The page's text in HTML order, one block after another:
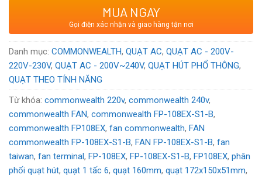
: Quạt AC COMMONWEALTH
: Thương hiệu Đài Loan
Voltage:220/240VAC
MUA NGAY
Gọi điện xác nhận và giao hàng tận nơi
Danh mục: COMMONWEALTH, QUẠT AC, QUẠT AC - 200V-
220V-230V, QUẠT AC - 200V~240V, QUẠT HÚT PHỔ THÔNG,
QUẠT THEO TÍNH NĂNG
Từ khóa: commonwealth 220v, commonwealth 240v,
commonwealth FAN, commonwealth FP-108EX-S1-B,
commonwealth FP108EX, fan commonwealth, FAN
commonwealth FP-108EX-S1-B, FAN FP-108EX-S1-B, fan
taiwan, fan terminal, FP-108EX, FP-108EX-S1-B, FP108EX, phân
phối quạt hút, quạt 1 tấc 6, quạt 160mm, quạt 172x150x51mm,